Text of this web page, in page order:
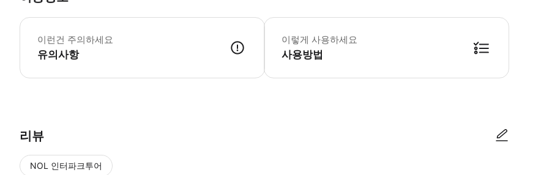
이런건 주의하세요
유의사항
이렇게 사용하세요
사용방법
리뷰
NOL 인터파크투어